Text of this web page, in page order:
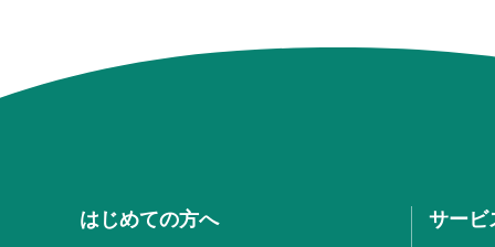
はじめての方へ サービ